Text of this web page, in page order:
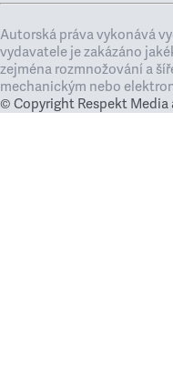
Autorská práva vykonává
vydavatele je zakázáno
zejména rozmnožování a
mechanickým nebo
© Copyright Respekt Media